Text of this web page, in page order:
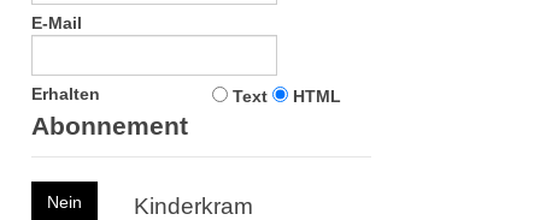
E-Mail
Erhalten Text HTML
Abonnement
Nein Kinderkram